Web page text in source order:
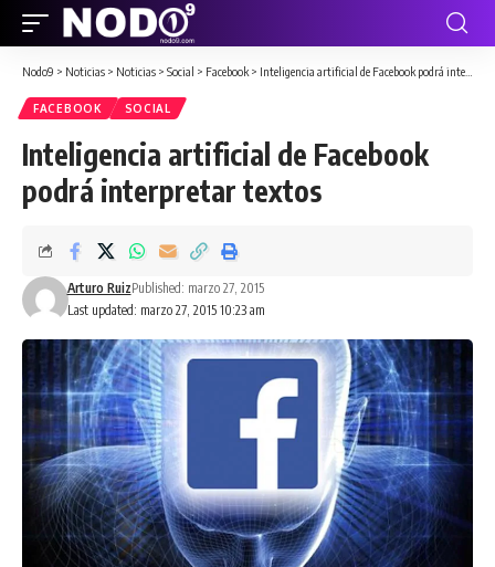
Nodo9 > Noticias > Noticias > Social > Facebook > Inteligencia artificial de Facebook podrá interpretar textos
FACEBOOK SOCIAL
Inteligencia artificial de Facebook
podrá interpretar textos
Last updated: marzo 27, 2015 10:23 am
Arturo RuizPublished: marzo 27, 2015